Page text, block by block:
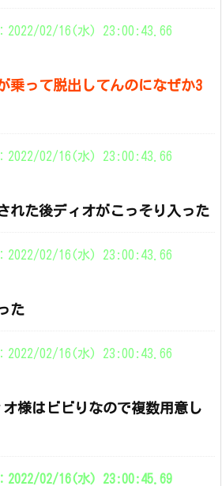
2022/02/16(水) 23:00:43.66
乗って脱出してんのになぜか3
2022/02/16(水) 23:00:43.66
れた後ディオがこっそり入った
2022/02/16(水) 23:00:43.66
た
2022/02/16(水) 23:00:43.66
様はビビりなので複数用意し
2022/02/16(水) 23:00:45.69